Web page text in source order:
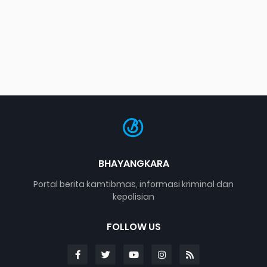
BHAYANGKARA
Portal berita kamtibmas, informasi kriminal dan
kepolisian
FOLLOW US